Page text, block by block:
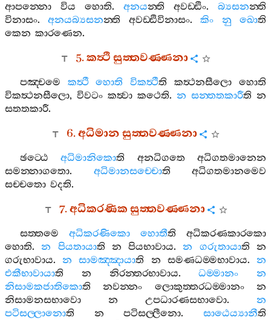
ආපන‍්නො
විය හොති. අනයන‍්ති අවඩ‍්ඪිං. බ්‍යසනන‍්ති
විනාසං.අනයබ්‍යසනන‍්ති අවඩ‍්ඪිවිනාසං.කිං නු ඛොති
කෙන කාරණෙන.
5.කත්‍ථිසුත‍්තවණ‍්ණනා
පඤ‍්චමෙ කත්‍ථී හොති විකත්‍ථීති කත්‍ථනසීලො
හොති
විකත්‍ථනසීලො, විවටං කත්‍වා කථෙති. න සන‍්තතකාරීති න
සතතකාරී.
6.අධිමානසුත‍්තවණ‍්ණනා
ඡට‍්ඨෙ අධිමානිකොති අනධිගතෙ
අධිගතමානෙන
සමන‍්නාගතො. අධිමානසච‍්චොති
අධිගතමානමෙව
සච‍්චතො වදති.
7.අධිකරණිකසුත‍්තවණ‍්ණනා
සත‍්තමෙ අධිකරණිකො හොතීති
අධිකරණකාරකො
හොති.න පියතායාති න පියභාවාය.න ගරුතායාති
න
ගරුභාවාය.න සාමඤ‍්ඤායාති න සමණධම‍්මභාවාය.න
එකීභාවායාති න නිරන‍්තරභාවාය.ධම‍්මානං
න
නිසාමකජාතිකොති නවන‍්නං ලොකුත‍්තරධම‍්මානං
න
නිසාමනසභාවො
න උපධාරණසභාවො. න
පටිසල‍්ලානොති න පටිසල‍්ලීනො.සාඨෙය්‍යානීති